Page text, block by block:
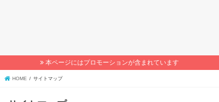
本ページにはプロモーションが含まれています
HOME サイトマップ